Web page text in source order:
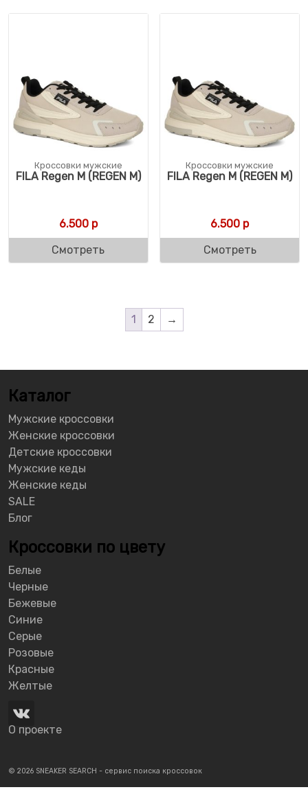
Кроссовки мужские
FILA Regen M (REGEN M)
6.500р
Смотреть
Кроссовки мужские
FILA Regen M (REGEN M)
6.500 р
Смотреть
1 2 →
Каталог
Мужские кроссовки
Женские кроссовки
Детские кроссовки
Мужские кеды
Женские кеды
SALE
Блог
Кроссовки по цвету
Белые
Черные
Бежевые
Синие
Серые
Розовые
Красные
Желтые
О проекте
© 2026 SNEAKER SEARCH - сервис поиска кроссовок